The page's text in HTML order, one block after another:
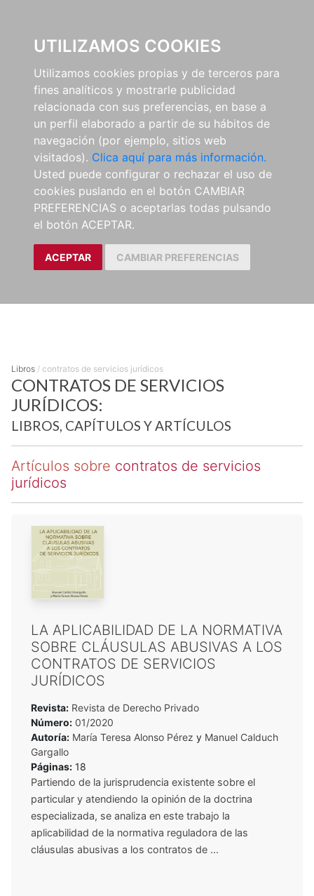
UTILIZAMOS COOKIES
Utilizamos cookies propias y de terceros para
fines analíticos y mostrarle publicidad
relacionada con sus preferencias, en base a
un perfil elaborado a partir de su hábitos de
navegación (por ejemplo, sitios web
visitados). Clica aquí para más información.
Usted puede configurar o rechazar el uso de
cookies puslando en el botón CAMBIAR
PREFERENCIAS o aceptarlas todas pulsando
el botón ACEPTAR.
ACEPTAR CAMBIAR PREFERENCIAS
Libros / contratos de servicios jurídicos
CONTRATOS DE SERVICIOS
JURÍDICOS:
LIBROS, CAPÍTULOS Y ARTÍCULOS
Artículos sobre contratos de servicios
jurídicos
LA APLICABILIDAD DE LA NORMATIVA
SOBRE CLÁUSULAS ABUSIVAS A LOS
CONTRATOS DE SERVICIOS
JURÍDICOS
Revista: Revista de Derecho Privado
Número: 01/2020
Autoría: María Teresa Alonso Pérez y Manuel Calduch
Gargallo
Páginas: 18
Partiendo de la jurisprudencia existente sobre el
particular y atendiendo la opinión de la doctrina
especializada, se analiza en este trabajo la
aplicabilidad de la normativa reguladora de las
cláusulas abusivas a los contratos de ...